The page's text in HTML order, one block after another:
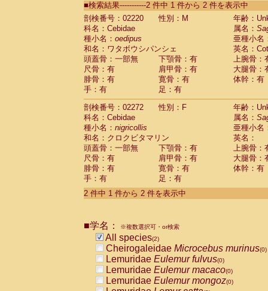
CebidaeSaguinus labiatus(0)
Cebidae Saguinus leucopus (0)
Cebidae
Cebidae
CebidaeSaguinus nigricollis (1)
Cebidae Saguinus oedipus
Cebidae Saguinus weddelli
Cebidae Saguinusspp.
Cebidae Aotus trivirgatus
Cebidae Cebus albifrons
Cebidae
CebidaeCebus capucinus
CebidaeCebus nigrivittatus
Cebidae Cebusspp.(0)
Cebidae Saimiri boliviensis
Cebidae Saimiri sciureus
Atelidae Alouatta caraya
AtelidaeAlouatta fusca
AtelidaeAlouatta seniculus
AtelidaeAteles belzebuth
AtelidaeAteles geoffroyi
AtelidaeAteles paniscus(0)
AtelidaeAtelesspp. (0)
AtelidaeLagothrix lagothricha
AtelidaeLagothrix lagothricha cana
PitheciidaeCacajao calvus
■検索結果-----------2 件中 1 件から 2 件を表示中
剖検番号：02220
性別：M
年齢：
科名：Cebidae
属名：
種小名： oedipus
亜種小名
和名：ワタボウシパンシェ
英名：
頭蓋骨：一部無
下顎骨：有
上腕骨：
尺骨：有
肩甲骨：有
大腿骨：
腓骨：有
寛骨：有
体幹：有
手：有
足：有
剖検番号：02272
性別：F
年齢：
科名：Cebidae
属名：
種小名： nigricollis
亜種小名
和名：クロクビタマリン
英名：
頭蓋骨：一部無
下顎骨：有
上腕骨：
尺骨：有
肩甲骨：有
大腿骨：
腓骨：有
寛骨：有
体幹：有
手：有
足：有
2 件中 1 件から 2 件を表示中
■学名： ※複数選択可・or検索
All species(2)
Cheirogaleidae Microcebus murinus(0)
Lemuridae Eulemur fulvus(0)
Lemuridae Eulemur macaco(0)
Lemuridae Eulemur mongoz(0)